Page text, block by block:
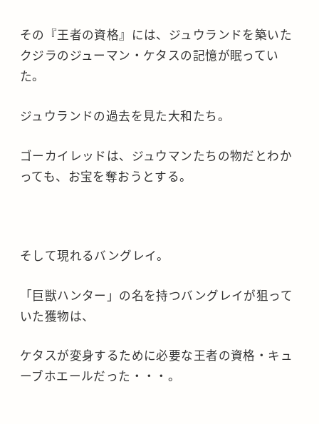
その『王者の資格』には、ジュウランドを築いた
クジラのジューマン・ケタスの記憶が眠ってい
た。
ジュウランドの過去を見た大和たち。
ゴーカイレッドは、ジュウマンたちの物だとわか
っても、お宝を奪おうとする。
そして現れるバングレイ。
「巨獣ハンター」の名を持つバングレイが狙って
いた獲物は、
ケタスが変身するために必要な王者の資格・キュ
ーブホエールだった・・・。